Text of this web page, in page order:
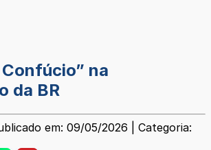
na
da BR
em: 09/05/2026 | Categoria: